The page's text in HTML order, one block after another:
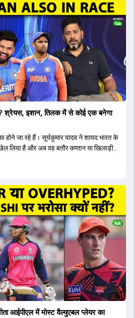
श्रेयस, इशान, तिलक में से कोई एक बनेगा
होने जा रहे हैं। सूर्यकुमार यादव ने शायद भारत के
लिया है और अब वह बतौर कप्तान या खिलाड़ी
और इंग्लैंड के खिलाफ आगामी टी20 सीरीज के
है। इस रेस में श्रेयस अय्यर सबसे आगे चल रहे
संजू सैमसन और रजत पाटीदार कप्तानी की
के लिए वैभव सूर्यवंशी को तीसरे ओपनर के तौर पर
अभिषेक शर्मा और संजू सैमसन पहली पसंद
को बतौर ऑलराउंडर ज्यादा मौके मिलेंगे। अजीत
और कोच गौतम गंभीर आगामी टी20 वर्ल्ड
लंबी अवधि का विजन लेकर चल रहे हैं।
आईपीएल में मोस्ट वैल्युएबल प्लेयर का